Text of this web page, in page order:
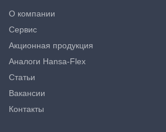
О компании
Сервис
Акционная продукция
Аналоги Hansa-Flex
Статьи
Вакансии
Контакты